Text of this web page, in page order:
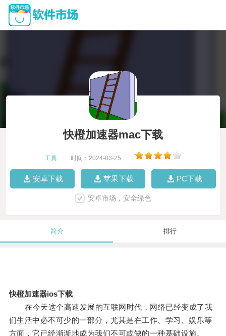
快橙加速器mac下载
工具 时间：2024-03-25
安卓下载 苹果下载 PC下载
安卓市场，安全绿色
简介 排行
快橙加速器ios下载
在今天这个高速发展的互联网时代，网络已经变成了我
们生活中必不可少的一部分，尤其是在工作、学习、娱乐等
方面，它已经渐渐地成为我们不可或缺的一种基础设施。